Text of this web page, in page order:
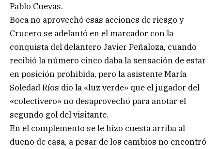
Pablo Cuevas.
Boca no aprovechó esas acciones de riesgo y
Crucero se adelantó en el marcador con la
conquista del delantero Javier Peñaloza, cuando
recibió la número cinco daba la sensación de estar
en posición prohibida, pero la asistente María
Soledad Ríos dio la «luz verde» que el jugador del
«colectivero» no desaprovechó para anotar el
segundo gol del visitante.
En el complemento se le hizo cuesta arriba al
dueño de casa, a pesar de los cambios no encontró